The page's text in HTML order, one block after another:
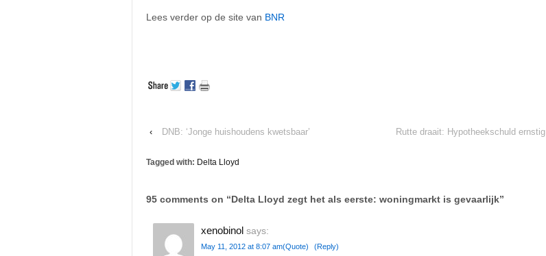
Lees verder op de site van BNR
‹ DNB: ‘Jonge huishoudens kwetsbaar’ Rutte draait: Hypotheekschuld ernstig
Tagged with: Delta Lloyd
95 comments on “Delta Lloyd zegt het als eerste: woningmarkt is gevaarlijk”
xenobinol says:
May 11, 2012 at 8:07 am(Quote) (Reply)